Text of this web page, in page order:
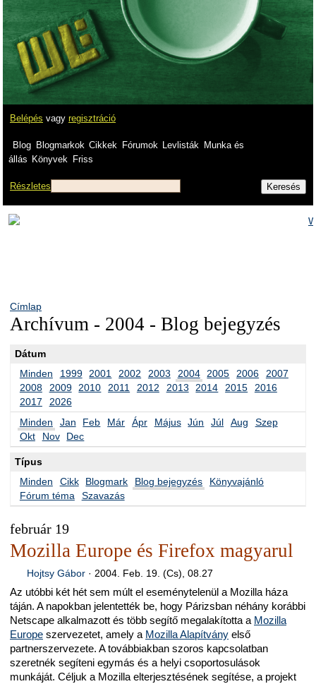
Belépés vagy regisztráció
Blog Blogmarkok Cikkek Fórumok Levlisták
Munka és
állás Könyvek Friss
Részletes
Címlap
Archívum - 2004 - Blog bejegyzés
Dátum
Minden
1999 2001 2002 2003 2004 2005 2006
2007
2008
2009 2010 2011 2012 2013 2014 2015
2016
2017
2026
Minden
Jan Feb Már Ápr Május Jún Júl Aug
Szep
Okt
Nov Dec
Típus
Minden
Cikk Blogmark Blog bejegyzés
Könyvajánló
Fórum téma
Szavazás
február 19
Mozilla Europe és Firefox magyarul
Hojtsy Gábor· 2004. Feb. 19. (Cs), 08.27
Az utóbbi két hét sem múlt el eseménytelenül a Mozilla háza
táján. A napokban jelentették be, hogy Párizsban néhány korábbi
Netscape alkalmazott és több segítő megalakította a Mozilla
Europe szervezetet, amely a Mozilla Alapítvány első
partnerszervezete. A továbbiakban szoros kapcsolatban
szeretnék segíteni egymás és a helyi csoportosulások
munkáját. Céljuk a Mozilla elterjesztésének segítése, a projekt